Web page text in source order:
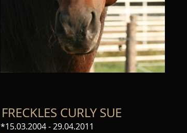
FRECKLES CURLY SUE
*15.03.2004 - 29.04.2011